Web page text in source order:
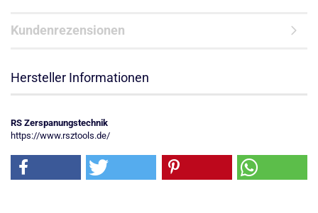
Kundenrezensionen
Hersteller Informationen
RS Zerspanungstechnik
https://www.rsztools.de/